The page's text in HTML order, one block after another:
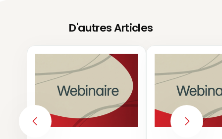
D'autres Articles
PREVIOUS NEXT